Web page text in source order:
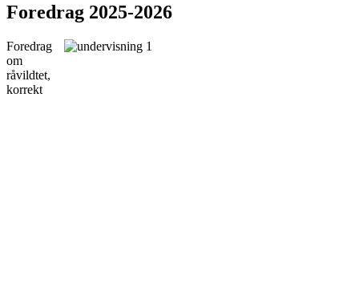
Foredrag 2025-2026
Foredrag
om
råvildtet,
korrekt